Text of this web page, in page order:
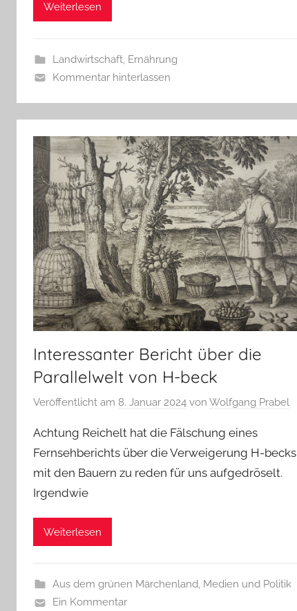
Weiterlesen
Landwirtschaft, Ernährung
Kommentar hinterlassen
Interessanter Bericht über die
Parallelwelt von H-beck
Veröffentlicht am 8. Januar 2024 von Wolfgang Prabel
Achtung Reichelt hat die Fälschung eines
Fernsehberichts über die Verweigerung H-becks
mit den Bauern zu reden für uns aufgedröselt.
Irgendwie
Weiterlesen
Aus dem grünen Märchenland, Medien und Politik
Ein Kommentar